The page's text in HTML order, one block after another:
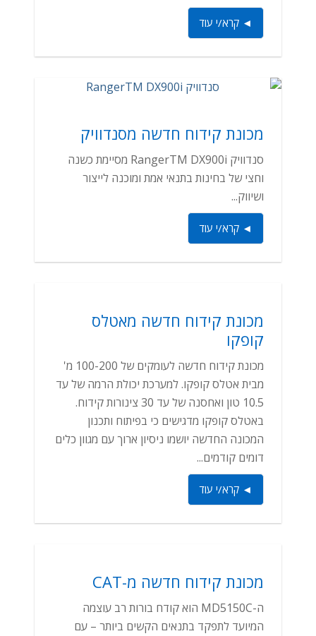
◄ קרא/י עוד
מכונת קידוח חדשה מסנדוויק
סנדוויק RangerTM DX900i מסיימת כשנה
וחצי של בחינות בתנאי אמת ומוכנה לייצור
ושיווק...
◄ קרא/י עוד
מכונת קידוח חדשה מאטלס
קופקו
מכונת קידוח חדשה לעומקים של 100-200 מ'
מבית אטלס קופקו. למערכת יכולת הרמה של עד
10.5 טון ואחסנה של עד 30 צינורות קידוח.
באטלס קופקו מדגישים כי בפיתוח ותכנון
המכונה החדשה יושמו ניסיון ארוך עם מגוון כלים
דומים קודמים...
◄ קרא/י עוד
מכונת קידוח חדשה מ-CAT
ה-MD5150C הוא קודח בורות רב עוצמה
המיועד לתפקד בתנאים הקשים ביותר – עם